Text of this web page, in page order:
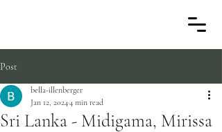
Post
Sri Lanka - Midigama, Mirissa
bella-illenberger
Jan 12, 20244 min read